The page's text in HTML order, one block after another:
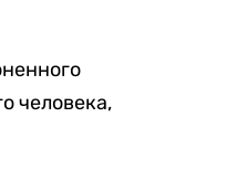
человека,